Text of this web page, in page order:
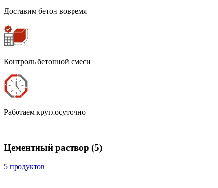
Доставим бетон вовремя
Контроль бетонной смеси
Работаем круглосуточно
Цементный раствор (5)
5 продуктов